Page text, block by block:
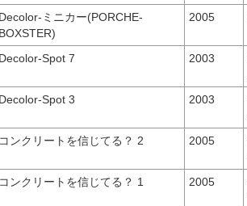
Decolor- ミニカー(PORCHE-
BOXSTER)
2005
Decolor-Spot 7 2003
Decolor-Spot 3 2003
コンクリートを信じてる？ 2 2005
コンクリートを信じてる？ 1 2005